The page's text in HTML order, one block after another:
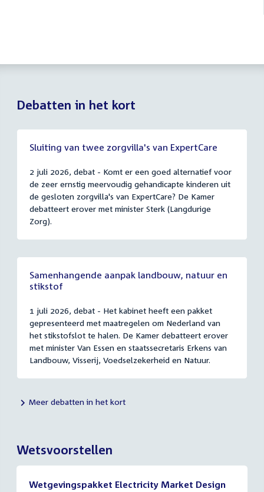
Debatten in het kort
Sluiting van twee zorgvilla's van ExpertCare
2 juli 2026, debat - Komt er een goed alternatief voor
de zeer ernstig meervoudig gehandicapte kinderen uit
de gesloten zorgvilla's van ExpertCare? De Kamer
debatteert erover met minister Sterk (Langdurige
Zorg).
Samenhangende aanpak landbouw, natuur en
stikstof
1 juli 2026, debat - Het kabinet heeft een pakket
gepresenteerd met maatregelen om Nederland van
het stikstofslot te halen. De Kamer debatteert erover
met minister Van Essen en staatssecretaris Erkens van
Landbouw, Visserij, Voedselzekerheid en Natuur.
Meer debatten in het kort
Wetsvoorstellen
Wetgevingspakket Electricity Market Design